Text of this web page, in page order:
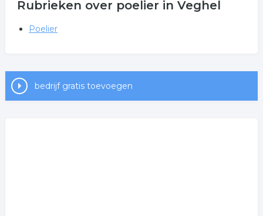
Rubrieken over poelier in Veghel
Poelier
bedrijf gratis toevoegen